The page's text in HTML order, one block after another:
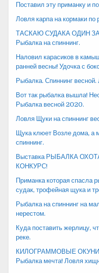
Поставил эту приманку и
Ловля карпа на кормаки по
ТАСКАЮ СУДАКА ОДИН ЗА
Рыбалка на спиннинг.
Наловил карасиков в
ранней весны! Удочка с
Рыбалка. Спиннинг
Вот так рыбалка вышла!
Рыбалка весной 2020.
Ловля Щуки на спиннинг
Щука клюет Возле дома, а
спиннинг.
Выставка РЫБАЛКА
КОНКУРС!
Приманка которая спасла
судак, трофейная щука и
Рыбалка на спиннинг на
нерестом.
Куда поставить жерлицу,
реке.
КИЛОГРАММОВЫЕ ОКУНИ
Рыбалка мечта! Ловля